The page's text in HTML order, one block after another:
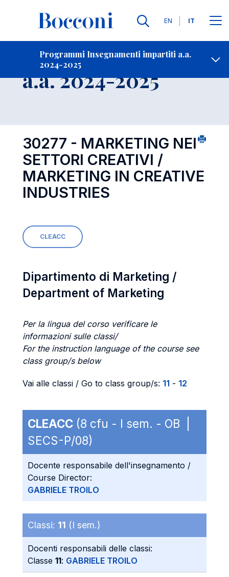
Lingue
EN IT
Programmi Insegnamenti impartiti a.a.
2024-2025
Contatti
Insegnamento
a.a. 2024-2025
30277 - MARKETING NEI
SETTORI CREATIVI /
MARKETING IN CREATIVE
INDUSTRIES
CLEACC
Dipartimento di Marketing /
Department of Marketing
Per la lingua del corso verificare le
informazioni sulle classi/
For the instruction language of the course see
class group/s below
Vai alle classi / Go to class group/s: 11 - 12
CLEACC (8 cfu - I sem. - OB |
SECS-P/08)
Docente responsabile dell'insegnamento /
Course Director:
GABRIELE TROILO
Classi: 11 (I sem.)
Docenti responsabili delle classi:
Classe 11: GABRIELE TROILO